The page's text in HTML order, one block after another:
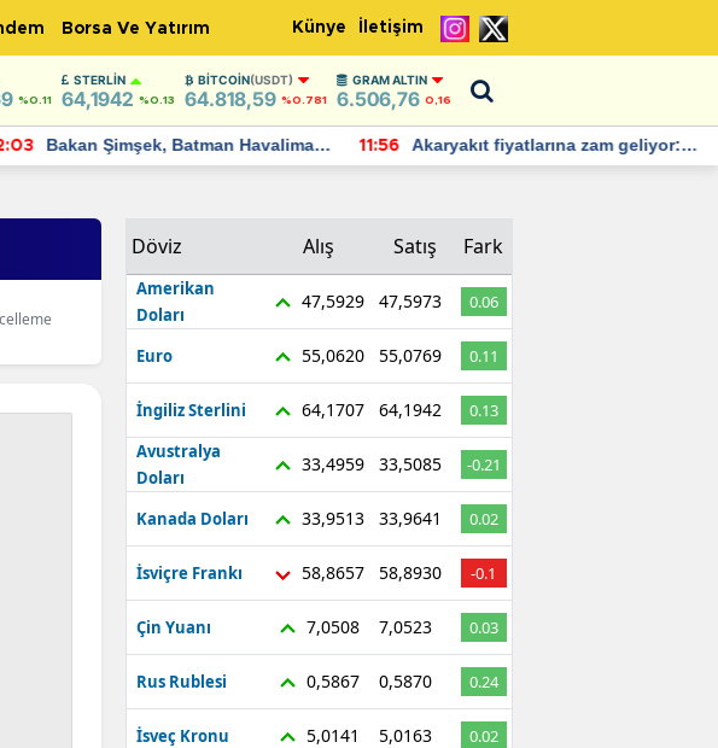
Borsa Ve Yatırım Künye İletişim
%0.11
STERLIN
64,1942 %0.13
BITCOIN(USDT)
64.818,59 %0.781
GRAM ALTIN
6.506,76 0,16
Bakan Şimşek, Batman Havalimanı
için umut verici açıklamalarda
11:56
Akaryakıt fiyatlarına zam geliyor:
Yeni tarih açıklandı
Döviz Alış Satış Fark
Amerikan
Doları
47,5929 47,5973 0.06
Euro 55,0620 55,0769 0.11
İngiliz Sterlini 64,1707 64,1942
0.13
Avustralya
Doları
33,4959 33,5085 -0.21
Kanada Doları 33,9513 33,9641 0.02
İsviçre Frankı 58,8657 58,8930 -0.1
Çin Yuanı 7,0508 7,0523 0.03
Rus Rublesi 0,5867 0,5870 0.24
İsveç Kronu 5,0141 5,0163 0.02